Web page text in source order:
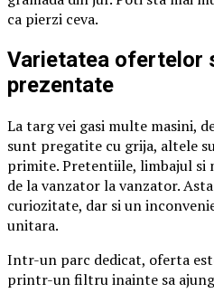
ca pierzi ceva.
Varietatea ofertelor
prezentate
La targ vei gasi multe masini,
sunt pregatite cu grija, altele
primite. Pretentiile, limbajul si
de la vanzator la vanzator.
curiozitate, dar si un
unitara.
Intr-un parc dedicat, oferta
printr-un filtru inainte sa